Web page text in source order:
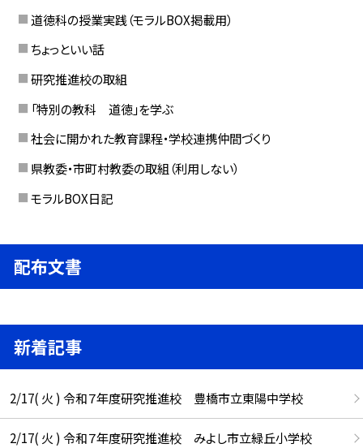
道徳科の授業実践（モラルBOX掲載用）
ちょっといい話
研究推進校の取組
「特別の教科 道徳」を学ぶ
社会に開かれた教育課程・学校連携仲間づくり
県教委・市町村教委の取組（利用しない）
モラルBOX日記
配布文書
新着記事
2/17( 火 ) 令和７年度研究推進校 豊橋市立東陽中学校
2/17( 火 ) 令和７年度研究推進校 みよし市立緑丘小学校